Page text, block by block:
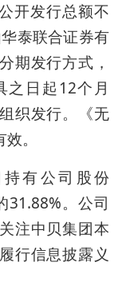
开发行总额不
泰联合证券有
期发行方式，
之日起12个月
织发行。《无
。
有公司股份
31.88%。公司
注中贝集团本
行信息披露义